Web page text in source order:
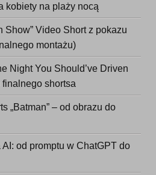
kobiety na plaży nocą
Show” Video Short z pokazu
montażu)
Night You Should’ve Driven
finalnego shortsa
„Batman” – od obrazu do
AI: od promptu w ChatGPT do